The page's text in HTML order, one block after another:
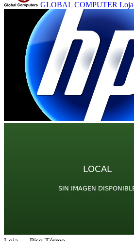
GLOBAL COMPUTER Loja